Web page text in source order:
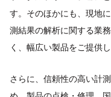
す。そのほかにも、現地
測結果の解析に関する業
く、幅広い製品をご提供し
さらに、信頼性の高い計